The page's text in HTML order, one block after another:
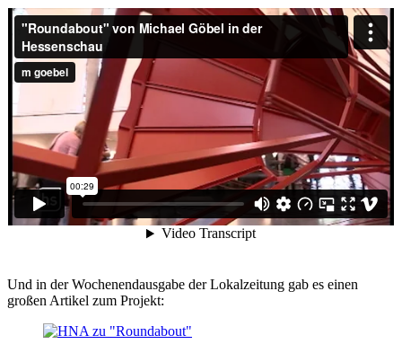
Und in der Wochenendausgabe der Lokalzeitung gab es einen
großen Artikel zum Projekt: